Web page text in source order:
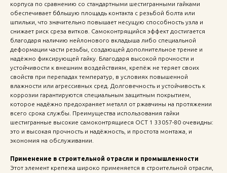
корпуса по сравнению со стандартными шестигранными гайками
обеспечивает бо́льшую площадь контакта с резьбой болта или
шпильки, что значительно повышает несущую способность узла и
снижает риск среза витков. Самоконтрящийся эффект достигается
благодаря наличию нейлонового вкладыша либо специальной
деформации части резьбы, создающей дополнительное трение и
надёжно фиксирующей гайку. Благодаря высокой прочности и
устойчивости к внешним воздействиям, крепёж не теряет своих
свойств при перепадах температур, в условиях повышенной
влажности или агрессивных сред. Долговечность и устойчивость к
коррозии гарантируются специальным защитным покрытием,
которое надёжно предохраняет металл от ржавчины на протяжении
всего срока службы. Преимущества использования гайки
шестигранные высокие самоконтрящиеся ОСТ 1 33057-80 очевидны:
это и высокая прочность и надёжность, и простота монтажа, и
экономия на обслуживании.
Применение в строительной отрасли и промышленности
Этот элемент крепежа широко применяется в строительной отрасли,